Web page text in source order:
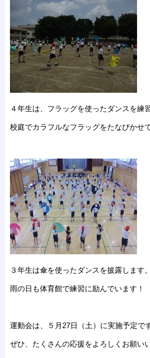
４年生は、フラッグを使ったダンスを練習
校庭でカラフルなフラッグをたなびかせ
３年生は傘を使ったダンスを披露します。
雨の日も体育館で練習に励んでいます！
運動会は、５月27日（土）に実施予定です
ぜひ、たくさんの応援をよろしくお願い